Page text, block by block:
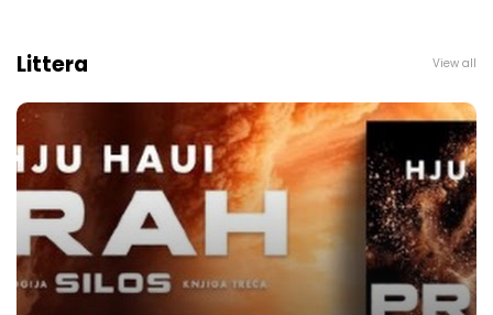
Littera View all